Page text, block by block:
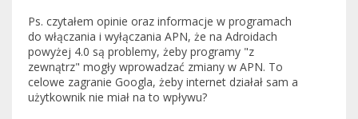
Ps. czytałem opinie oraz informacje w programach
do włączania i wyłączania APN, że na Adroidach
powyżej 4.0 są problemy, żeby programy "z
zewnątrz" mogły wprowadzać zmiany w APN. To
celowe zagranie Googla, żeby internet działał sam a
użytkownik nie miał na to wpływu?